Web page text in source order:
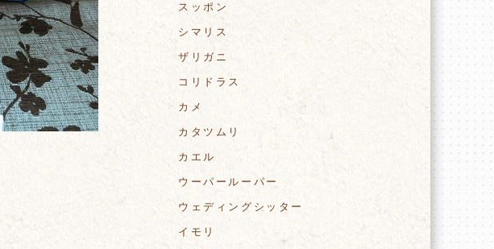
スッポン
シマリス
ザリガニ
コリドラス
カメ
カタツムリ
カエル
ウーパールーパー
ウェディングシッター
イモリ